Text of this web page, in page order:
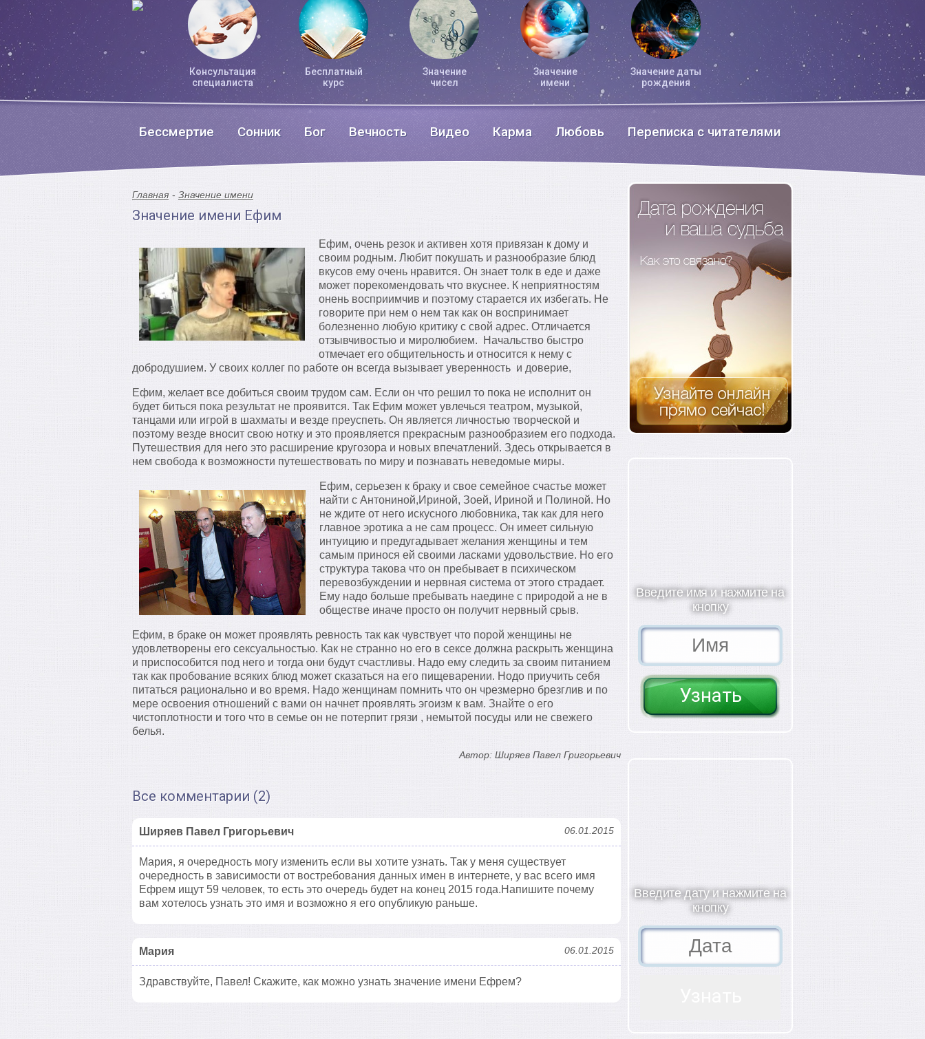
Консультация
специалиста
Бесплатный
курс
Значение
чисел
Значение
имени
Значение даты
рождения
Бессмертие Сонник Бог Вечность Видео Карма Любовь Переписка с читателями
Главная Значение имени
Значение имени Ефим
Ефим, очень резок и активен хотя привязан к дому и
своим родным. Любит покушать и разнообразие блюд
вкусов ему очень нравится. Он знает толк в еде и даже
может порекомендовать что вкуснее. К неприятностям
онень восприимчив и поэтому старается их избегать. Не
говорите при нем о нем так как он воспринимает
болезненно любую критику с свой адрес. Отличается
отзывчивостью и миролюбием. Начальство быстро
отмечает его общительность и относится к нему с
добродушием. У своих коллег по работе он всегда вызывает уверенность и доверие,
Ефим, желает все добиться своим трудом сам. Если он что решил то пока не исполнит он
будет биться пока результат не проявится. Так Ефим может увлечься театром, музыкой,
танцами или игрой в шахматы и везде преуспеть. Он является личностью творческой и
поэтому везде вносит свою нотку и это проявляется прекрасным разнообразием его подхода.
Путешествия для него это расширение кругозора и новых впечатлений. Здесь открывается в
нем свобода к возможности путешествовать по миру и познавать неведомые миры.
Ефим, серьезен к браку и свое семейное счастье может
найти с Антониной,Ириной, Зоей, Ириной и Полиной. Но
не ждите от него искусного любовника, так как для него
главное эротика а не сам процесс. Он имеет сильную
интуицию и предугадывает желания женщины и тем
самым принося ей своими ласками удовольствие. Но его
структура такова что он пребывает в психическом
перевозбуждении и нервная система от этого страдает.
Ему надо больше пребывать наедине с природой а не в
обществе иначе просто он получит нервный срыв.
Ефим, в браке он может проявлять ревность так как чувствует что порой женщины не
удовлетворены его сексуальностью. Как не странно но его в сексе должна раскрыть женщина
и приспособится под него и тогда они будут счастливы. Надо ему следить за своим питанием
так как пробование всяких блюд может сказаться на его пищеварении. Нодо приучить себя
питаться рационально и во время. Надо женщинам помнить что он чрезмерно брезглив и по
мере освоения отношений с вами он начнет проявлять эгоизм к вам. Знайте о его
чистоплотности и того что в семье он не потерпит грязи , немытой посуды или не свежего
белья.
Автор: Ширяев Павел Григорьевич
Все комментарии (2)
Ширяев Павел Григорьевич 06.01.2015
Мария, я очередность могу изменить если вы хотите узнать. Так у меня существует
очередность в зависимости от востребования данных имен в интернете, у вас всего имя
Ефрем ищут 59 человек, то есть это очередь будет на конец 2015 года.Напишите почему
вам хотелось узнать это имя и возможно я его опубликую раньше.
Мария 06.01.2015
Здравствуйте, Павел! Скажите, как можно узнать значение имени Ефрем?
Введите имя и нажмите на
кнопку
Введите дату и нажмите на
кнопку